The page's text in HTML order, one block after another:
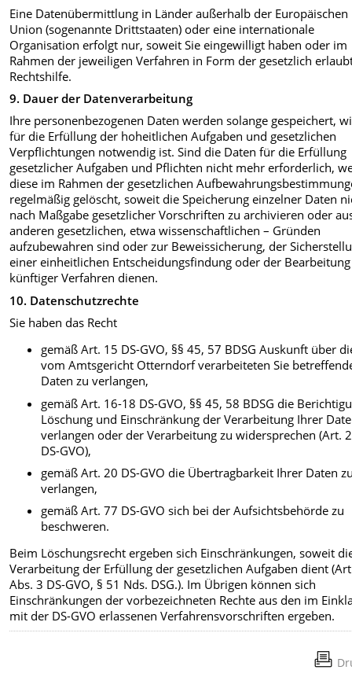
Eine Datenübermittlung in Länder außerhalb der Europäischen
Union (sogenannte Drittstaaten) oder eine internationale
Organisation erfolgt nur, soweit Sie eingewilligt haben oder im
Rahmen der jeweiligen Verfahren in Form der gesetzlich
Rechtshilfe.
9. Dauer der Datenverarbeitung
Ihre personenbezogenen Daten werden solange gespeichert,
für die Erfüllung der hoheitlichen Aufgaben und gesetzlichen
Verpflichtungen notwendig ist. Sind die Daten für die Erfüllung
gesetzlicher Aufgaben und Pflichten nicht mehr erforderlich,
diese im Rahmen der gesetzlichen
regelmäßig gelöscht, soweit die Speicherung einzelner Daten
nach Maßgabe gesetzlicher Vorschriften zu archivieren oder
anderen gesetzlichen, etwa wissenschaftlichen – Gründen
aufzubewahren sind oder zur Beweissicherung, der
einer einheitlichen Entscheidungsfindung oder der Bearbeitung
künftiger Verfahren dienen.
10. Datenschutzrechte
Sie haben das Recht
gemäß Art. 15 DS-GVO, §§ 45, 57 BDSG Auskunft über
vom Amtsgericht Otterndorf verarbeiteten Sie
Daten zu verlangen,
gemäß Art. 16-18 DS-GVO, §§ 45, 58 BDSG die
Löschung und Einschränkung der Verarbeitung Ihrer
verlangen oder der Verarbeitung zu widersprechen (Art.
DS-GVO),
gemäß Art. 20 DS-GVO die Übertragbarkeit Ihrer Daten
verlangen,
gemäß Art. 77 DS-GVO sich bei der Aufsichtsbehörde zu
beschweren.
Beim Löschungsrecht ergeben sich Einschränkungen, soweit
Verarbeitung der Erfüllung der gesetzlichen Aufgaben dient
Abs. 3 DS-GVO, § 51 Nds. DSG.). Im Übrigen können sich
Einschränkungen der vorbezeichneten Rechte aus den im
mit der DS-GVO erlassenen Verfahrensvorschriften ergeben.